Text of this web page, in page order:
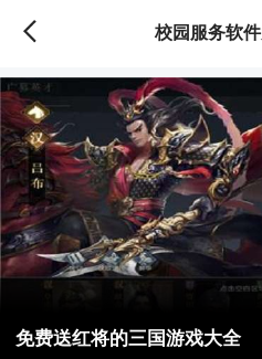
校园服务软
免费送红将的三国游戏大全